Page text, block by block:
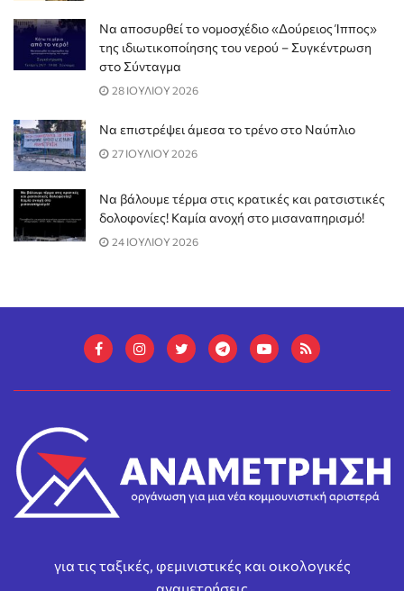
Να αποσυρθεί το νομοσχέδιο «Δούρειος Ίππος»
της ιδιωτικοποίησης του νερού – Συγκέντρωση
στο Σύνταγμα
28 ΙΟΥΛΙΟΥ 2026
Να επιστρέψει άμεσα το τρένο στο Ναύπλιο
27 ΙΟΥΛΙΟΥ 2026
Να βάλουμε τέρμα στις κρατικές και ρατσιστικές
δολοφονίες! Καμία ανοχή στο μισαναπηρισμό!
24 ΙΟΥΛΙΟΥ 2026
για τις ταξικές, φεμινιστικές και οικολογικές